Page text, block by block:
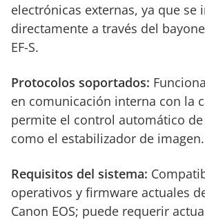
electrónicas externas, ya que se
directamente a través del
EF-S.
Protocolos soportados:
en comunicación interna con la
permite el control automático
como el estabilizador de imagen.
Requisitos del sistema:
operativos y firmware actuales
Canon EOS; puede requerir